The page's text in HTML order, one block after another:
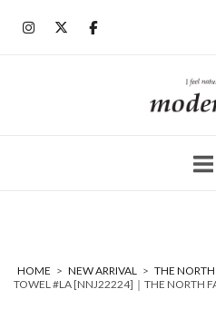
ホ
ー
HOME > NEW ARRIVAL > THE NORTH
TOWEL #LA [NNJ22224]｜THE NORTH